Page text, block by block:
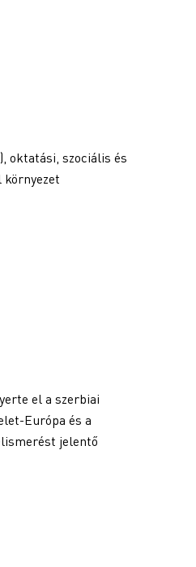
oktatási, szociális és
el a szerbiai
Európa és a
jelentő